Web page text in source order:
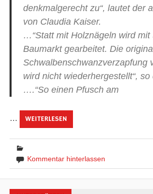
denkmalgerecht zu“, lautet der
von Claudia Kaiser.
…“Statt mit Holznägeln wird mit
Baumarkt gearbeitet. Die
Schwalbenschwanzverzapfung
wird nicht wiederhergestellt“, so
….“So einen Pfusch am
… WEITERLESEN
Kommentar hinterlassen